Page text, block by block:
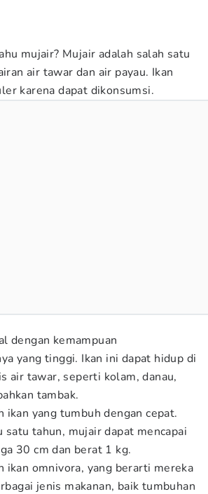
mujair? Mujair adalah salah satu
air tawar dan air payau. Ikan
karena dapat dikonsumsi.
dengan kemampuan
yang tinggi. Ikan ini dapat hidup di
air tawar, seperti kolam, danau,
tambak.
ikan yang tumbuh dengan cepat.
satu tahun, mujair dapat mencapai
30 cm dan berat 1 kg.
ikan omnivora, yang berarti mereka
jenis makanan, baik tumbuhan